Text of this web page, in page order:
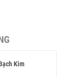
Kim